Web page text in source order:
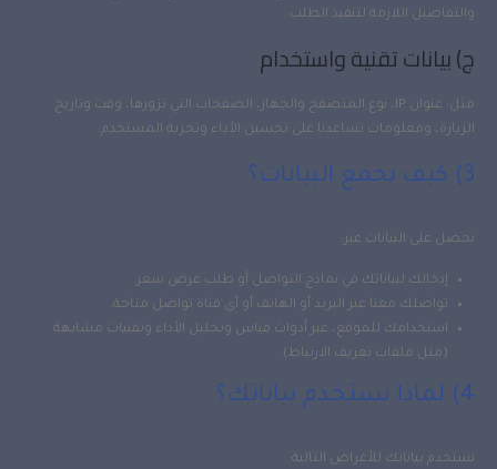
والتفاصيل اللازمة لتنفيذ الطلب.
ج) بيانات تقنية واستخدام
مثل: عنوان IP، نوع المتصفح والجهاز، الصفحات التي تزورها، وقت وتاريخ
الزيارة، ومعلومات تساعدنا على تحسين الأداء وتجربة المستخدم.
3) كيف نجمع البيانات؟
نحصل على البيانات عبر:
إدخالك لبياناتك في نماذج التواصل أو طلب عرض سعر.
تواصلك معنا عبر البريد أو الهاتف أو أي قناة تواصل متاحة.
استخدامك للموقع، عبر أدوات قياس وتحليل الأداء وتقنيات مشابهة
(مثل ملفات تعريف الارتباط).
4) لماذا نستخدم بياناتك؟
نستخدم بياناتك للأغراض التالية: